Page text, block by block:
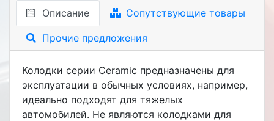
Описание Сопутствующие товары
Прочие предложения
Колодки серии Ceramic предназначены для
эксплуатации в обычных условиях, например,
идеально подходят для тяжелых
автомобилей. Не являются колодками для